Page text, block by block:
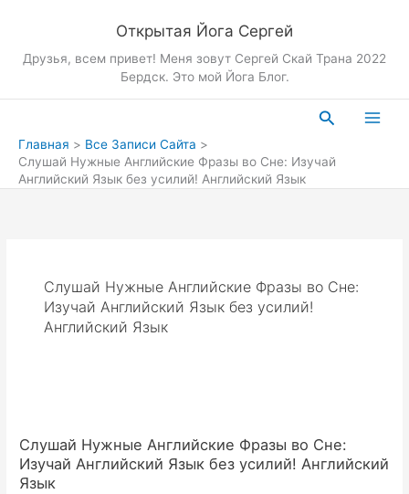
Открытая Йога Сергей
Друзья, всем привет! Меня зовут Сергей Скай Трана 2022
Бердск. Это мой Йога Блог.
Поиск
Главная
Все Записи Сайта
Слушай Нужные Английские Фразы во Сне: Изучай
Английский Язык без усилий! Английский Язык
Слушай Нужные Английские Фразы во Сне:
Изучай Английский Язык без усилий!
Английский Язык
Слушай Нужные Английские Фразы во Сне:
Изучай Английский Язык без усилий! Английский
Язык